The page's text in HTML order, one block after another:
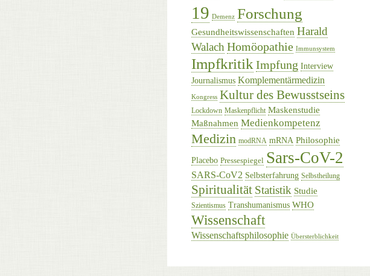
19 Demenz Forschung
Gesundheitswissenschaften Harald
Walach Homöopathie Immunsystem
Impfkritik Impfung Interview
Journalismus Komplementärmedizin
Kongress Kultur des Bewusstseins
Lockdown Maskenpflicht Maskenstudie
Maßnahmen Medienkompetenz
Medizin modRNA mRNA Philosophie
Placebo Pressespiegel Sars-CoV-2
SARS-CoV2 Selbsterfahrung Selbstheilung
Spiritualität Statistik Studie
Szientismus Transhumanismus WHO
Wissenschaft
Wissenschaftsphilosophie Übersterblichkeit